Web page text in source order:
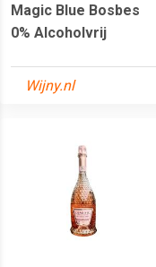
Magic Blue Bosbes
0% Alcoholvrij
Wijny.nl